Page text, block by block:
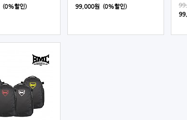
(0%할인)
99,000원 (0%할인)